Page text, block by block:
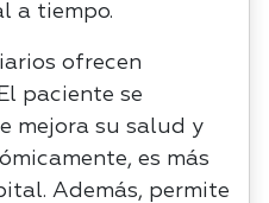
a tiempo.
ofrecen
paciente se
mejora su salud y
es más
Además, permite